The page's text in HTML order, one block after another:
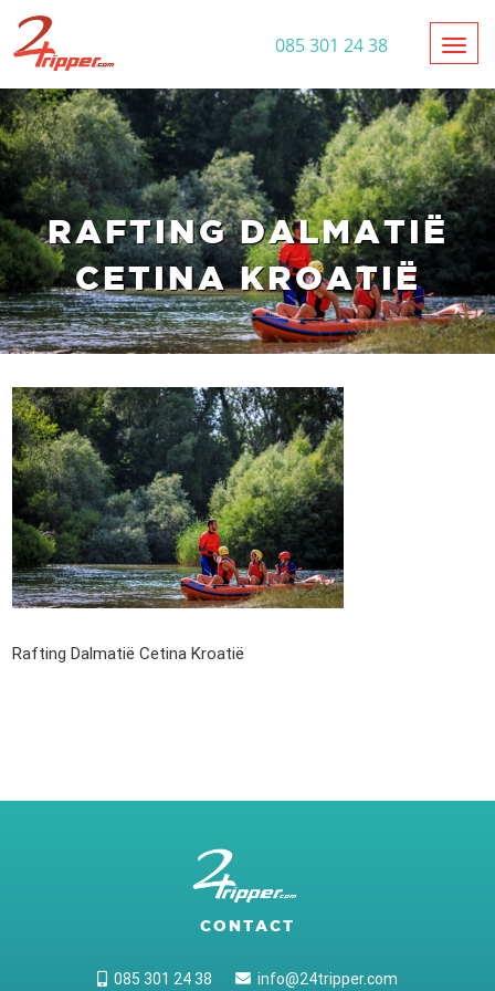
085 301 24 38
RAFTING DALMATIË
CETINA KROATIË
Rafting Dalmatië Cetina Kroatië
CONTACT
085 301 24 38 info@24tripper.com